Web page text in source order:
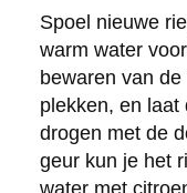
Spoel nieuwe
warm water
bewaren van
plekken, en laat
drogen met de
geur kun je het